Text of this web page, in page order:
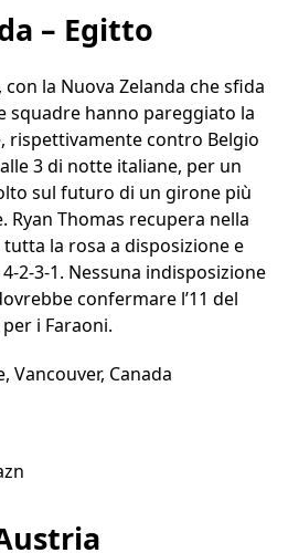
– Egitto
la Nuova Zelanda che sfida
squadre hanno pareggiato la
rispettivamente contro Belgio
3 di notte italiane, per un
sul futuro di un girone più
Thomas recupera nella
tutta la rosa a disposizione e
2-3-1. Nessuna indisposizione
confermare l’11 del
i Faraoni.
Vancouver, Canada